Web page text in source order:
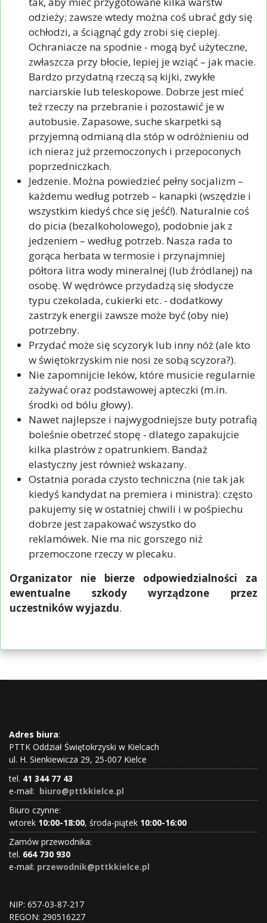
odzieży; zawsze wtedy można coś ubrać gdy się
ochłodzi, a ściągnąć gdy zrobi się cieplej.
Ochraniacze na spodnie - mogą być użyteczne,
zwłaszcza przy błocie, lepiej je wziąć – jak macie.
Bardzo przydatną rzeczą są kijki, zwykłe
narciarskie lub teleskopowe. Dobrze jest mieć
też rzeczy na przebranie i pozostawić je w
autobusie. Zapasowe, suche skarpetki są
przyjemną odmianą dla stóp w odróżnieniu od
ich nieraz już przemoczonych i przepoconych
poprzedniczkach.
Jedzenie. Można powiedzieć pełny socjalizm –
każdemu według potrzeb – kanapki (wszędzie i
wszystkim kiedyś chce się jeść!). Naturalnie coś
do picia (bezalkoholowego), podobnie jak z
jedzeniem – według potrzeb. Nasza rada to
gorąca herbata w termosie i przynajmniej
półtora litra wody mineralnej (lub źródlanej) na
osobę. W wędrówce przydadzą się słodycze
typu czekolada, cukierki etc. - dodatkowy
zastrzyk energii zawsze może być (oby nie)
potrzebny.
Przydać może się scyzoryk lub inny nóż (ale kto
w świętokrzyskim nie nosi ze sobą scyzora?).
Nie zapomnijcie leków, które musicie regularnie
zażywać oraz podstawowej apteczki (m.in.
środki od bólu głowy).
Nawet najlepsze i najwygodniejsze buty potrafią
boleśnie obetrzeć stopę - dlatego zapakujcie
kilka plastrów z opatrunkiem. Bandaż
elastyczny jest również wskazany.
Ostatnia porada czysto techniczna (nie tak jak
kiedyś kandydat na premiera i ministra): często
pakujemy się w ostatniej chwili i w pośpiechu
dobrze jest zapakować wszystko do
reklamówek. Nie ma nic gorszego niż
przemoczone rzeczy w plecaku.
Organizator nie bierze odpowiedzialności za
ewentualne szkody wyrządzone przez
uczestników wyjazdu.
Adres biura:
PTTK Oddział Świętokrzyski w Kielcach
ul. H. Sienkiewicza 29, 25-007 Kielce
tel. 41 344 77 43
e-mail: biuro@pttkkielce.pl
Biuro czynne:
wtorek 10:00-18:00, środa-piątek 10:00-16:00
Zamów przewodnika:
tel. 664 730 930
e-mail: przewodnik@pttkkielce.pl
NIP: 657-03-87-217
REGON: 290516227